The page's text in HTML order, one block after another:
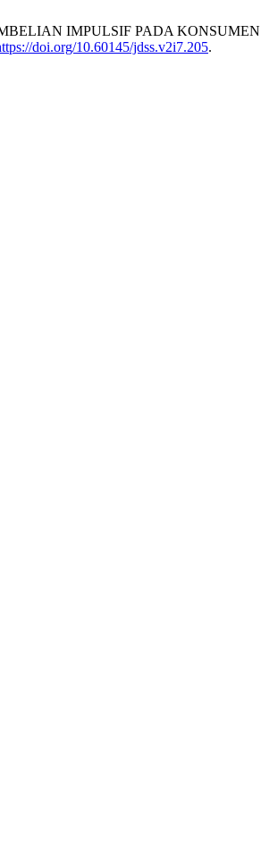
IMPULSIF PADA
doi.org/10.60145/jdss.v2i7.205.